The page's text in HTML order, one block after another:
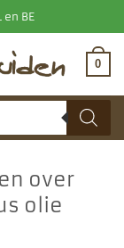
BE
0
over
olie